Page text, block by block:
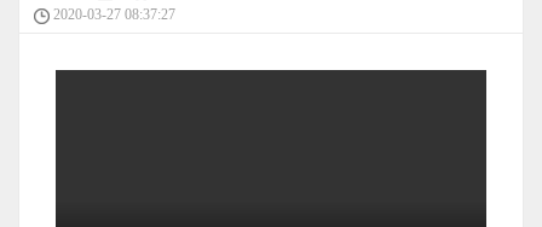
2020-03-27 08:37:27